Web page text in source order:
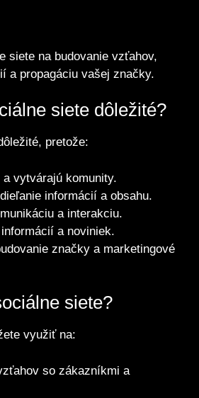
siete na budovanie vzťahov,
a propagáciu vašej značky.
siete dôležité?
pretože:
vytvárajú komunity.
informácií a obsahu.
a interakciu.
a noviniek.
značky a marketingové
siete?
využiť na:
so zákazníkmi a